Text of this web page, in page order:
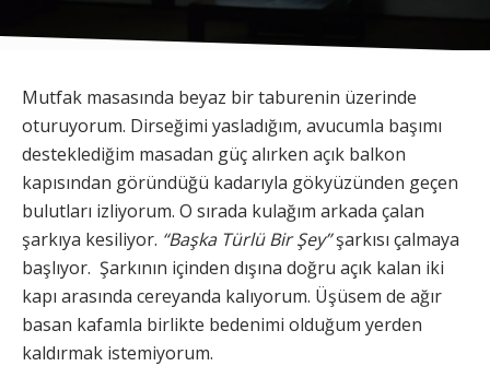
Mutfak masasında beyaz bir taburenin üzerinde
oturuyorum. Dirseğimi yasladığım, avucumla başımı
desteklediğim masadan güç alırken açık balkon
kapısından göründüğü kadarıyla gökyüzünden geçen
bulutları izliyorum. O sırada kulağım arkada çalan
şarkıya kesiliyor. “Başka Türlü Bir Şey”şarkısı çalmaya
başlıyor. Şarkının içinden dışına doğru açık kalan iki
kapı arasında cereyanda kalıyorum. Üşüsem de ağır
basan kafamla birlikte bedenimi olduğum yerden
kaldırmak istemiyorum.